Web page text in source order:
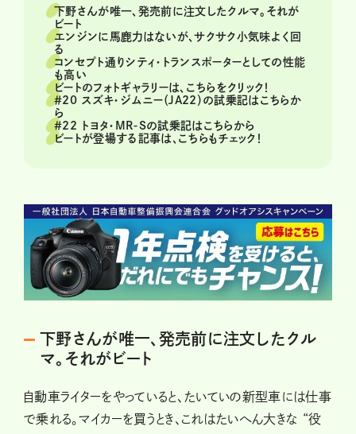
下野さんが唯一、発売前に注文したクルマ。それが
ビート
エンジンに馬鹿力はないが、サクサク小気味よく回
る
コンセプト通りシティ・トランスポーターとしての性能
も高い
ビートのフォトギャラリーは、こちらをクリック！
＃20 スズキ・ジムニー（JA22）の試乗記はこちらか
ら
＃22 トヨタ・MR-Sの試乗記はこちらから
ビートが登場する記事は、こちらもチェック！
下野さんが唯一、発売前に注文したクル
マ。それがビート
自動車ライターをやっていると、たいていの新型車には仕事
で乗れる。マイカーを買うとき、これはたいへん大きな “役